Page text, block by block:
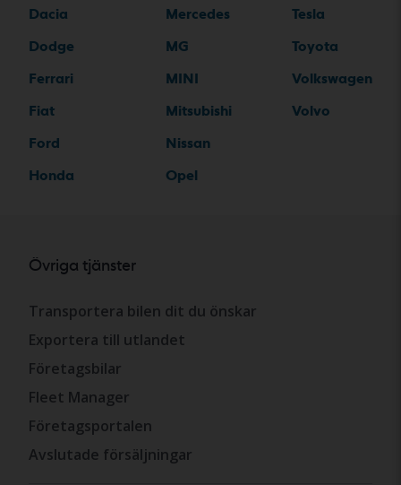
Dacia
Dodge
Ferrari
Fiat
Ford
Honda
Mercedes
MG
MINI
Mitsubishi
Nissan
Opel
Tesla
Toyota
Volkswagen
Volvo
Övriga tjänster
Transportera bilen dit du önskar
Exportera till utlandet
Företagsbilar
Fleet Manager
Företagsportalen
Avslutade försäljningar